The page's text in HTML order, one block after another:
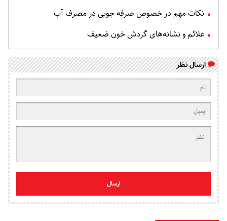
نکات مهم در خصوص صرفه جویی در مصرف آب
علائم و نشانه‌های گردش خون ضعیف
ارسال نظر
ارسال